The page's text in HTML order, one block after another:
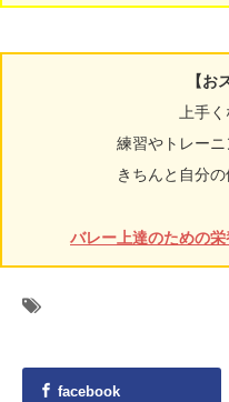
【お
上手く
練習やトレー
きちんと自分
バレー上達のための
facebook